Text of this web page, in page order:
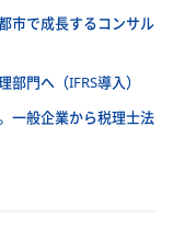
市で成長するコンサル
門へ（IFRS導入）
一般企業から税理士法